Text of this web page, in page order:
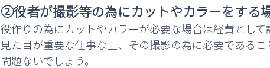
②役者が撮影等の為にカットやカラーをする
役作り の為にカットやカラーが必要な場合は経費として
見た目が重要な仕事な上、その撮影の為に必要である
問題ないでしょう。